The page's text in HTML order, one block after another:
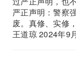
严正声明：警察
废。真修、实修
王道琼 2024年9